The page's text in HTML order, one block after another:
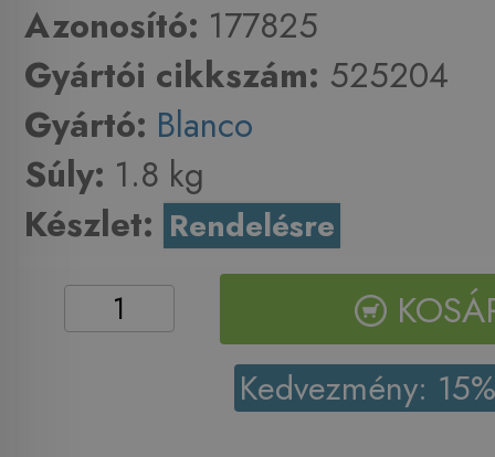
Azonosító: 177825
Gyártói cikkszám: 525204
Gyártó: Blanco
Súly: 1.8 kg
Készlet: Rendelésre
Kedvezmény: